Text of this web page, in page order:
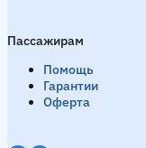
Пассажирам
Помощь
Гарантии
Оферта